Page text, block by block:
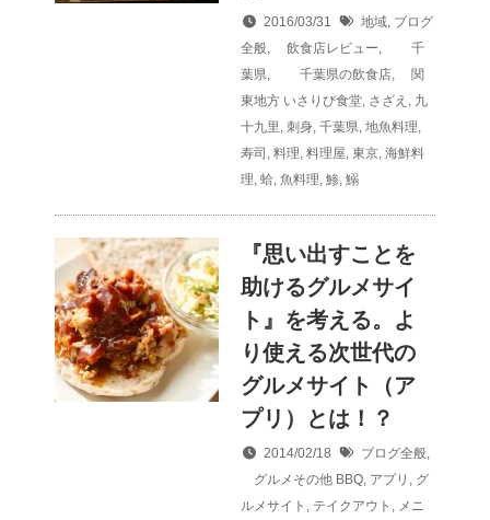
2016/03/31 地域, ブログ
全般, 飲食店レビュー,
千
葉県, 千葉県の飲食店,
関
東地方 いさりび食堂, さざえ , 九
十九里 , 刺身, 千葉県, 地魚料理,
寿司 , 料理, 料理屋, 東京, 海鮮料
理, 蛤, 魚料理, 鯵, 鰯
『思い出すことを
助けるグルメサイ
ト』を考える。よ
り使える次世代の
グルメサイト（ア
プリ）とは！？
2014/02/18 ブログ全般,
グルメその他 BBQ, アプリ , グ
ルメサイト , テイクアウト , メニ